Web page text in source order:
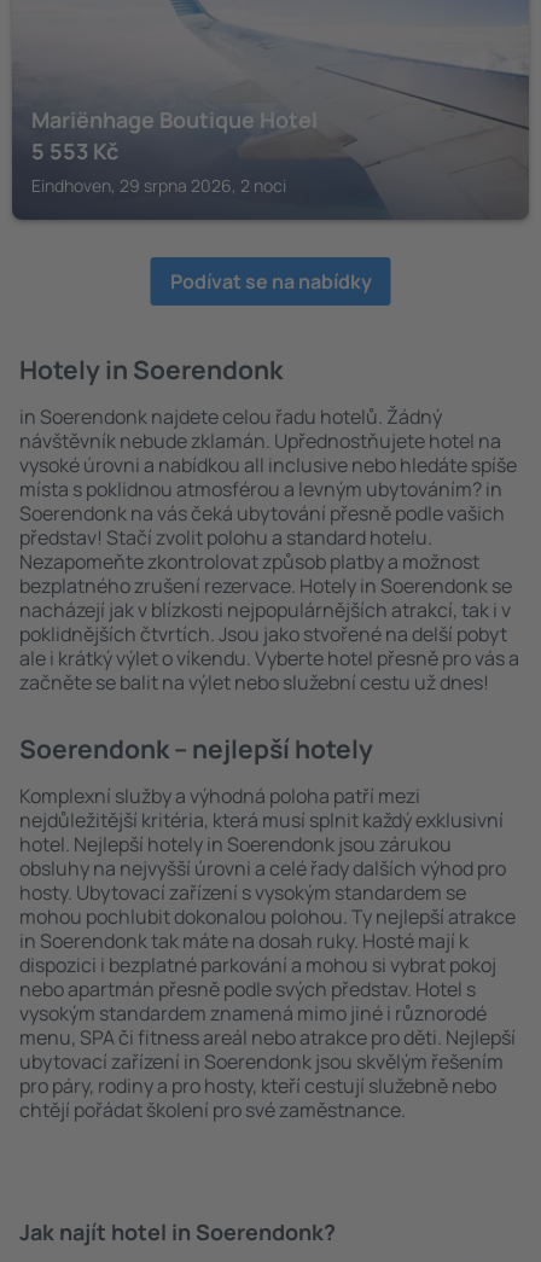
Mariënhage Boutique Hotel
5 553 Kč
Eindhoven, 29 srpna 2026, 2 noci
Podívat se na nabídky
Hotely in Soerendonk
in Soerendonk najdete celou řadu hotelů. Žádný
návštěvník nebude zklamán. Upřednostňujete hotel na
vysoké úrovni a nabídkou all inclusive nebo hledáte spíše
místa s poklidnou atmosférou a levným ubytováním? in
Soerendonk na vás čeká ubytování přesně podle vašich
představ! Stačí zvolit polohu a standard hotelu.
Nezapomeňte zkontrolovat způsob platby a možnost
bezplatného zrušení rezervace. Hotely in Soerendonk se
nacházejí jak v blízkosti nejpopulárnějších atrakcí, tak i v
poklidnějších čtvrtích. Jsou jako stvořené na delší pobyt
ale i krátký výlet o víkendu. Vyberte hotel přesně pro vás a
začněte se balit na výlet nebo služební cestu už dnes!
Soerendonk – nejlepší hotely
Komplexní služby a výhodná poloha patří mezi
nejdůležitější kritéria, která musí splnit každý exklusivní
hotel. Nejlepší hotely in Soerendonk jsou zárukou
obsluhy na nejvyšší úrovni a celé řady dalších výhod pro
hosty. Ubytovací zařízení s vysokým standardem se
mohou pochlubit dokonalou polohou. Ty nejlepší atrakce
in Soerendonk tak máte na dosah ruky. Hosté mají k
dispozici i bezplatné parkování a mohou si vybrat pokoj
nebo apartmán přesně podle svých představ. Hotel s
vysokým standardem znamená mimo jiné i různorodé
menu, SPA či fitness areál nebo atrakce pro děti. Nejlepší
ubytovací zařízení in Soerendonk jsou skvělým řešením
pro páry, rodiny a pro hosty, kteří cestují služebně nebo
chtějí pořádat školení pro své zaměstnance.
Jak najít hotel in Soerendonk?